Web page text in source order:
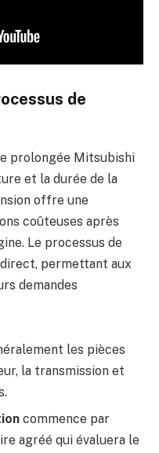
de
prolongée Mitsubishi
et la durée de la
offre une
coûteuses après
Le processus de
permettant aux
demandes
les pièces
la transmission et
commence par
agréé qui évaluera le